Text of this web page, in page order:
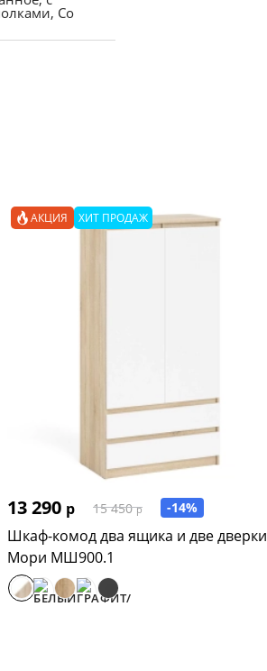
Со
АКЦИЯ ХИТ ПРОДАЖ
13 290 р 15 450 р -14%
Шкаф-комод два ящика и две дверки
Мори МШ900.1